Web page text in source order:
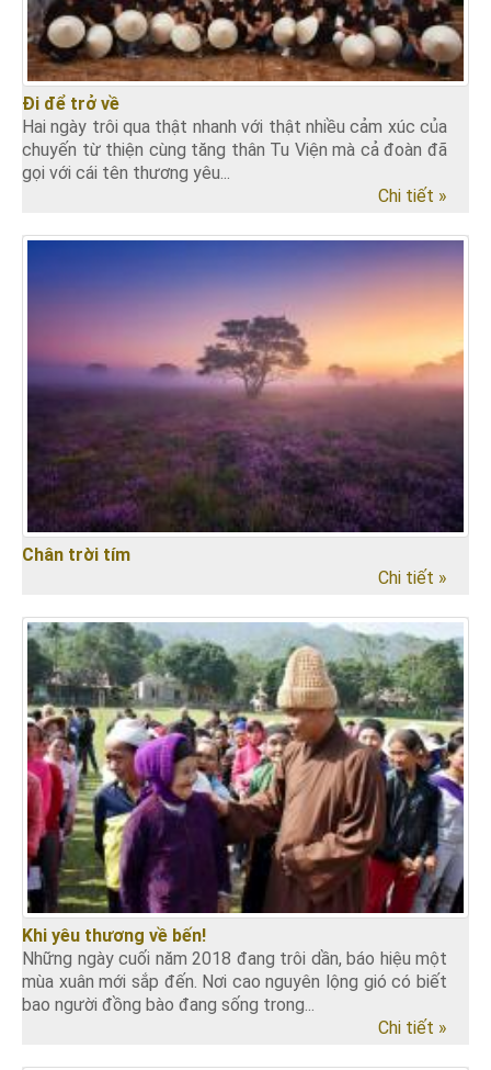
Đi để trở về
Hai ngày trôi qua thật nhanh với thật nhiều cảm xúc của
chuyến từ thiện cùng tăng thân Tu Viện mà cả đoàn đã
gọi với cái tên thương yêu...
Chi tiết »
Chân trời tím
Chi tiết »
Khi yêu thương về bến!
Những ngày cuối năm 2018 đang trôi dần, báo hiệu một
mùa xuân mới sắp đến. Nơi cao nguyên lộng gió có biết
bao người đồng bào đang sống trong...
Chi tiết »